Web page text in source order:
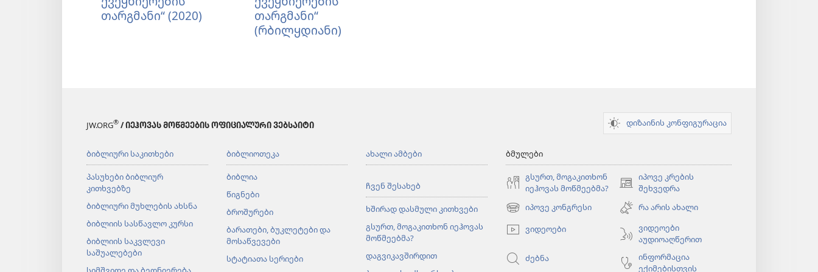
ბიბლიაბიბლია„ახალი
თარგმანი“ (2020)
„ბიბლია
–
ახალი
ახალი
ქვეყნიერების
თარგმანი“
თარგმანი“
(რბილყდიანი)
JW.ORG® / ᲘᲔᲰᲝᲕᲐᲡ ᲛᲝᲬᲛᲔᲔᲑᲘᲡ ᲝᲤᲘᲪᲘᲐᲚᲣᲠᲘ ᲕᲔᲑᲡᲐᲘᲢᲘ დიზაინის კონფიგურაცია
ბიბლიური საკითხები
პასუხები ბიბლიურ
კითხვებზე
ბიბლიური მუხლების ახსნა
ბიბლიის სასწავლო კურსი
ბიბლიის საკვლევი
საშუალებები
ბიბლიოთეკა
ბიბლია
წიგნები
ბროშურები
ბარათები, ბუკლეტები და
მოსაწვევები
სტატიათა სერიები
ახალი ამბები
ჩვენ შესახებ
ხშირად დასმული კითხვები
გსურთ, მოგაკითხონ იეჰოვას
მოწმეებმა?
დაგვიკავშირდით
ბმულები
გსურთ, მოგაკითხონ
იეჰოვას მოწმეებმა?
იპოვე კრების
შეხვედრა
(გაიხსნება
ახალი
ფანჯარა)
იპოვე კონგრესი
(გაიხსნება
ახალი
ფანჯარა)
რა არის ახალი
ვიდეოები
ვიდეოები
აუდიოაღწერით
ძებნა
ინფორმაცია
ექიმებისთვის